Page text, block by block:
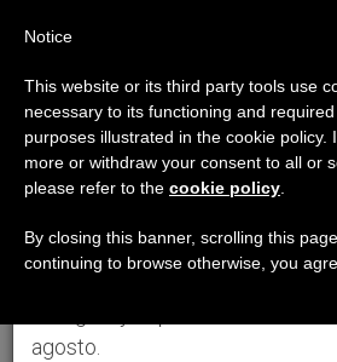
Aviso importante
Del 27 de julio al 7 de agosto
anual, aprovechando que en el
se generan menos
agosto.
Notice
This website or its third party tools use
necessary to its functioning and
purposes illustrated in the cookie policy.
more or withdraw your consent to all or
please refer to the cookie policy
By closing this banner, scrolling this
continuing to browse otherwise, you